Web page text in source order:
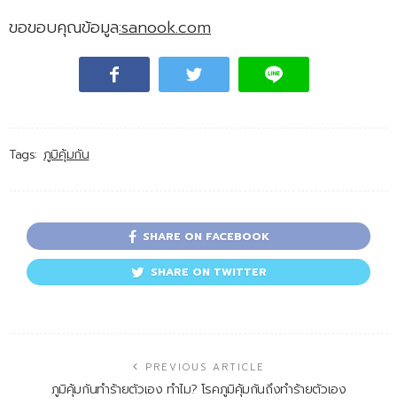
ขอขอบคุณข้อมูล:sanook.com
Tags: ภูมิคุ้มกัน
SHARE ON FACEBOOK
SHARE ON TWITTER
PREVIOUS ARTICLE
ภูมิคุ้มกันทำร้ายตัวเอง ทำไม? โรคภูมิคุ้มกันถึงทำร้ายตัวเอง